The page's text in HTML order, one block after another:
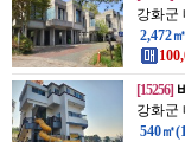
강화군
2,472
[15256]
강화군
540㎡